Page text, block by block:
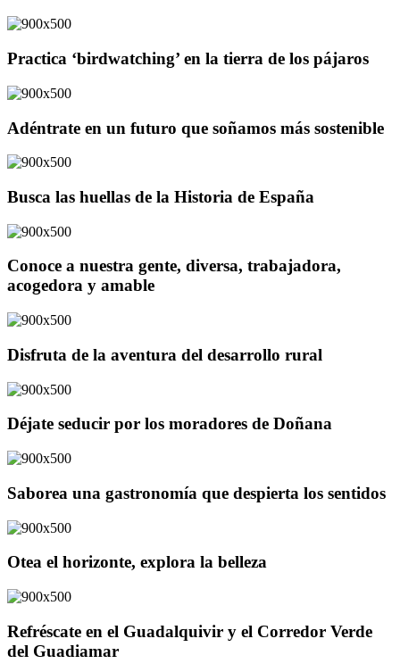
Practica ‘birdwatching’ en la tierra de los pájaros
Adéntrate en un futuro que soñamos más sostenible
Busca las huellas de la Historia de España
Conoce a nuestra gente, diversa, trabajadora,
acogedora y amable
Disfruta de la aventura del desarrollo rural
Déjate seducir por los moradores de Doñana
Saborea una gastronomía que despierta los sentidos
Otea el horizonte, explora la belleza
Refréscate en el Guadalquivir y el Corredor Verde
del Guadiamar